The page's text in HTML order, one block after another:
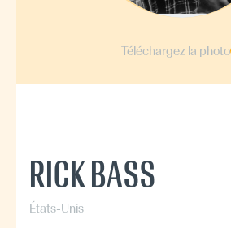
Téléchargez la photo
RICK BASS
États-Unis